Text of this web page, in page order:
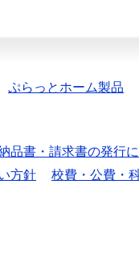
ぷらっとホーム製品
品書・請求書の発行
方針 校費・公費・